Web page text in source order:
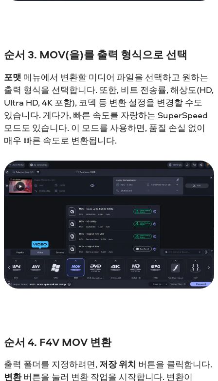
순서 3. MOV(을)를 출력 형식으로 선택
포맷 메뉴에서 변환할 미디어 파일을 선택하고 원하는
출력 형식을 선택합니다. 또한, 비트 전송률, 해상도(HD,
Ultra HD, 4K 포함), 코덱 등 변환 설정을 변경할 수도
있습니다. 게다가, 빠른 속도를 자랑하는 SuperSpeed
모드도 있습니다. 이 모드를 사용하면, 품질 손실 없이
매우 빠른 속도로 변환됩니다.
순서 4. F4V MOV 변환
출력 폴더를 지정하려면, 저장 위치 버튼을 클릭합니다.
변환버튼을 눌러 변환 작업을 시작합니다. 변환이